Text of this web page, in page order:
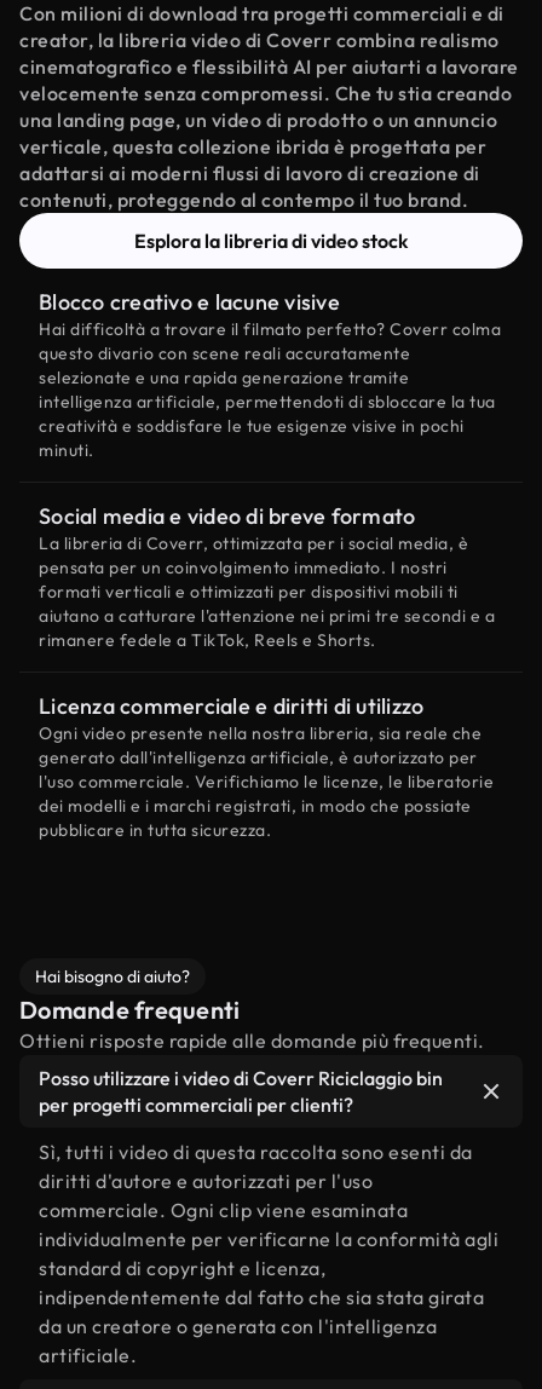
Con milioni di download tra progetti commerciali e di
creator, la libreria video di Coverr combina realismo
cinematografico e flessibilità AI per aiutarti a lavorare
velocemente senza compromessi. Che tu stia creando
una landing page, un video di prodotto o un annuncio
verticale, questa collezione ibrida è progettata per
adattarsi ai moderni flussi di lavoro di creazione di
contenuti, proteggendo al contempo il tuo brand.
Esplora la libreria di video stock
Blocco creativo e lacune visive
Hai difficoltà a trovare il filmato perfetto? Coverr colma
questo divario con scene reali accuratamente
selezionate e una rapida generazione tramite
intelligenza artificiale, permettendoti di sbloccare la tua
creatività e soddisfare le tue esigenze visive in pochi
minuti.
Social media e video di breve formato
La libreria di Coverr, ottimizzata per i social media, è
pensata per un coinvolgimento immediato. I nostri
formati verticali e ottimizzati per dispositivi mobili ti
aiutano a catturare l'attenzione nei primi tre secondi e a
rimanere fedele a TikTok, Reels e Shorts.
Licenza commerciale e diritti di utilizzo
Ogni video presente nella nostra libreria, sia reale che
generato dall'intelligenza artificiale, è autorizzato per
l'uso commerciale. Verifichiamo le licenze, le liberatorie
dei modelli e i marchi registrati, in modo che possiate
pubblicare in tutta sicurezza.
Hai bisogno di aiuto?
Domande frequenti
Ottieni risposte rapide alle domande più frequenti.
Posso utilizzare i video di Coverr Riciclaggio bin
per progetti commerciali per clienti?
Sì, tutti i video di questa raccolta sono esenti da
diritti d'autore e autorizzati per l'uso
commerciale. Ogni clip viene esaminata
individualmente per verificarne la conformità agli
standard di copyright e licenza,
indipendentemente dal fatto che sia stata girata
da un creatore o generata con l'intelligenza
artificiale.